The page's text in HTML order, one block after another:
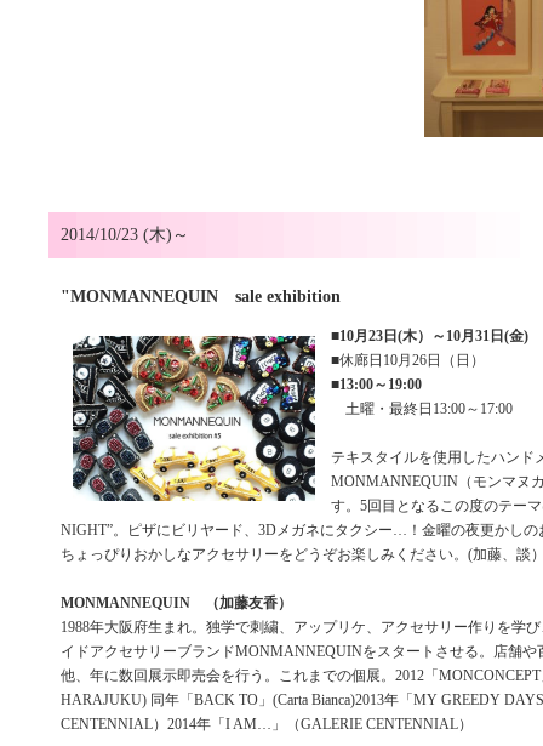
2014/10/23 (木)～
"MONMANNEQUIN sale exhibition
■10月23日(木）～10月31日(金)
■休廊日10月26日（日）
■13:00～19:00
土曜・最終日13:00～17:00
テキスタイルを使用したハンド
MONMANNEQUIN（モンマヌ
す。5回目となるこの度のテー
NIGHT”。ピザにビリヤード、3Dメガネにタクシー…！金曜の夜更かしの
ちょっぴりおかしなアクセサリーをどうぞお楽しみください。(加藤、談
MONMANNEQUIN （加藤友香）
1988年大阪府生まれ。独学で刺繍、アップリケ、アクセサリー作りを学
イドアクセサリーブランドMONMANNEQUINをスタートさせる。店舗や
他、年に数回展示即売会を行う。これまでの個展。2012「MONCONCEPT
HARAJUKU) 同年「BACK TO」(Carta Bianca)2013年「MY GREEDY
CENTENNIAL）2014年「I AM…」（GALERIE CENTENNIAL）